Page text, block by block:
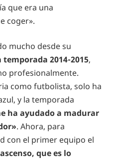
que era una
coger».
mucho desde su
2014-2015,
profesionalmente.
como futbolista, solo ha
y la temporada
ha ayudado a madurar
. Ahora, para
con el primer equipo el
que es lo